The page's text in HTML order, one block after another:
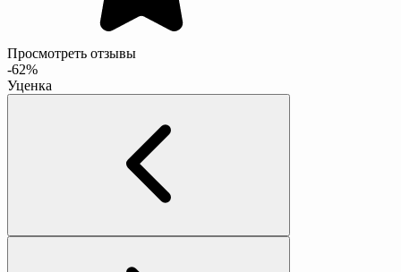
Просмотреть отзывы
-62%
Уценка